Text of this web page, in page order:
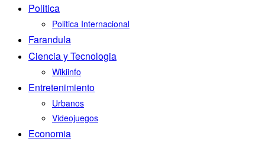
Politica
Politica Internacional
Farandula
Ciencia y Tecnologia
Wikiinfo
Entretenimiento
Urbanos
Videojuegos
Economia